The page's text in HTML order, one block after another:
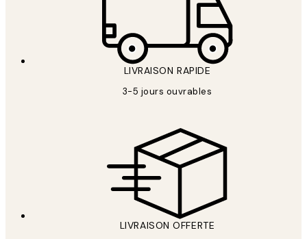
LIVRAISON RAPIDE
3-5 jours ouvrables
LIVRAISON OFFERTE